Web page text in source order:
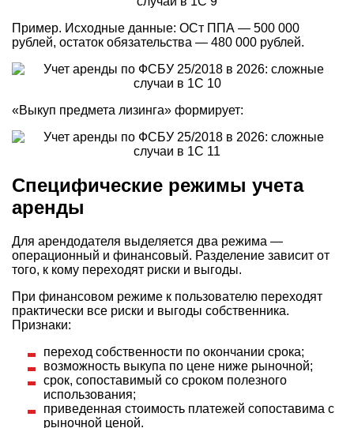
Пример. Исходные данные: ОСт ППА — 500 000
рублей, остаток обязательства — 480 000 рублей.
«Выкуп предмета лизинга» формирует:
Специфические режимы учета
аренды
Для арендодателя выделяется два режима —
операционный и финансовый. Разделение зависит от
того, к кому переходят риски и выгоды.
При финансовом режиме к пользователю переходят
практически все риски и выгоды собственника.
Признаки:
переход собственности по окончании срока;
возможность выкупа по цене ниже рыночной;
срок, сопоставимый со сроком полезного
использования;
приведенная стоимость платежей сопоставима с
рыночной ценой.